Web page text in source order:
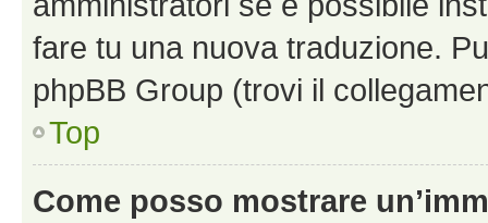
fare tu una nuova traduzione.
phpBB Group (trovi il
Top
Come posso mostrare